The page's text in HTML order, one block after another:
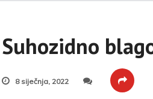
Suhozidno
8 siječnja, 2022